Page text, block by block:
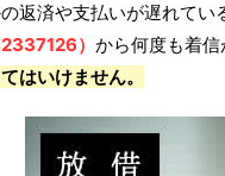
返済や支払いが遅れて
） から何度も着
はいけません。